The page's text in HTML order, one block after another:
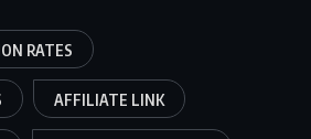
RATES
AFFILIATE LINK